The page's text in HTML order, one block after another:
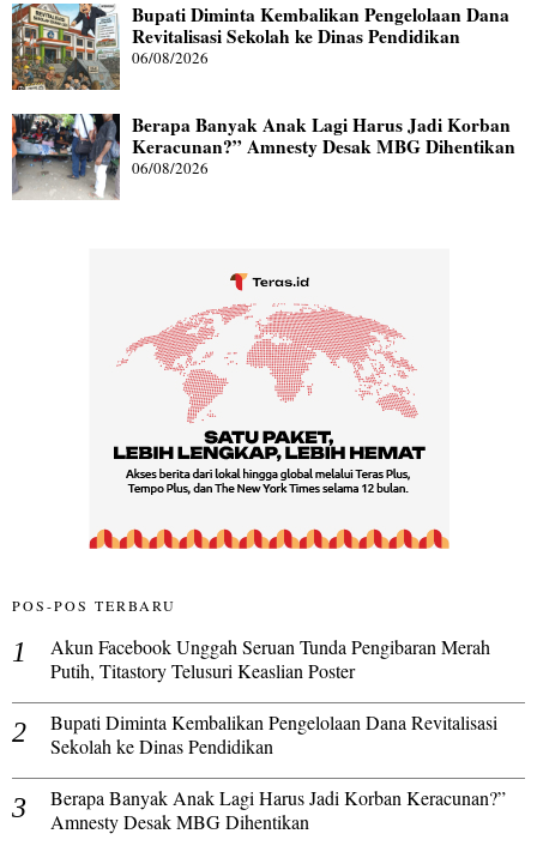
Bupati Diminta Kembalikan Pengelolaan Dana
Revitalisasi Sekolah ke Dinas Pendidikan
06/08/2026
Berapa Banyak Anak Lagi Harus Jadi Korban
Keracunan?” Amnesty Desak MBG Dihentikan
06/08/2026
POS-POS TERBARU
Akun Facebook Unggah Seruan Tunda Pengibaran Merah
Putih, Titastory Telusuri Keaslian Poster
Bupati Diminta Kembalikan Pengelolaan Dana Revitalisasi
Sekolah ke Dinas Pendidikan
Berapa Banyak Anak Lagi Harus Jadi Korban Keracunan?”
Amnesty Desak MBG Dihentikan